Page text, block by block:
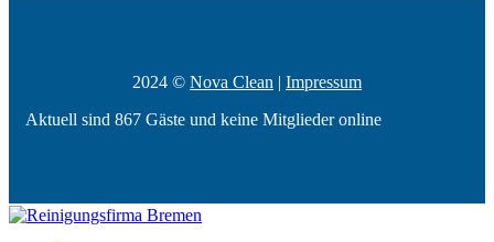
2024 © Nova Clean | Impressum
Aktuell sind 867 Gäste und keine Mitglieder online